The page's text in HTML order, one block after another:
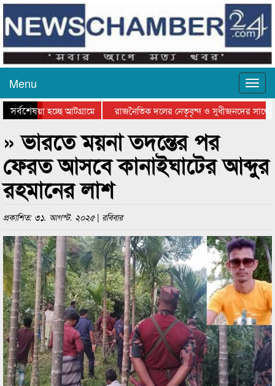
Menu
সর্বশেষ
যাওয়া হচ্ছে আটগ্রামে
রাজনৈতিক দলের নেতৃবৃন্দ ও সুধীজনদের সাথে
» ভারতে ময়না তদন্তের পর
ফেরত আসবে কানাইঘাটের আব্দুর
রহমানের লাশ
প্রকাশিত: ৩১. আগস্ট. ২০২৫ | রবিবার